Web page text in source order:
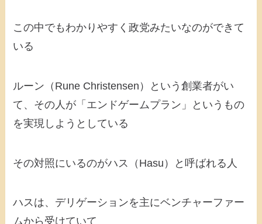
この中でもわかりやすく政党みたいなのができて
いる
ルーン（Rune Christensen）という創業者がい
て、その人が「エンドゲームプラン」というもの
を実現しようとしている
その対照にいるのがハス（Hasu）と呼ばれる人
ハスは、デリゲーションを主にベンチャーファー
ムから受けていて